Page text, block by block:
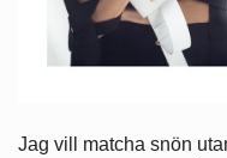
Jag vill matcha snön